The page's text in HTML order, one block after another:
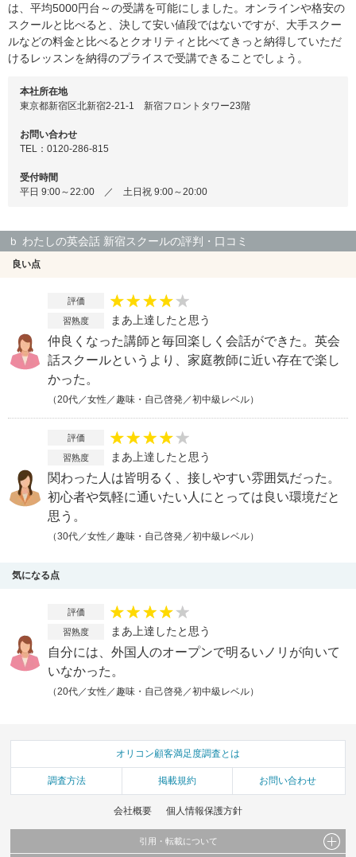
は、平均5000円台～の受講を可能にしました。オンラインや格安の
スクールと比べると、決して安い値段ではないですが、大手スクー
ルなどの料金と比べるとクオリティと比べてきっと納得していただ
けるレッスンを納得のプライスで受講できることでしょう。
本社所在地
東京都新宿区北新宿2-21-1 新宿フロントタワー23階
お問い合わせ
TEL：0120-286-815
受付時間
平日 9:00～22:00 ／ 土日祝 9:00～20:00
ｂ わたしの英会話 新宿スクールの評判・口コミ
良い点
評価
習熟度 まあ上達したと思う
仲良くなった講師と毎回楽しく会話ができた。英会
話スクールというより、家庭教師に近い存在で楽し
かった。
（20代／女性／趣味・自己啓発／初中級レベル）
評価
習熟度 まあ上達したと思う
関わった人は皆明るく、接しやすい雰囲気だった。
初心者や気軽に通いたい人にとっては良い環境だと
思う。
（30代／女性／趣味・自己啓発／初中級レベル）
気になる点
評価
習熟度 まあ上達したと思う
自分には、外国人のオープンで明るいノリが向いて
いなかった。
（20代／女性／趣味・自己啓発／初中級レベル）
オリコン顧客満足度調査とは
調査方法 掲載規約 お問い合わせ
会社概要 個人情報保護方針
引用・転載について